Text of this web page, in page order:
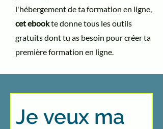
l'hébergement de ta formation en ligne,
cet ebookte donne tous les outils
gratuits dont tu as besoin pour créer ta
première formation en ligne.
Je veux ma